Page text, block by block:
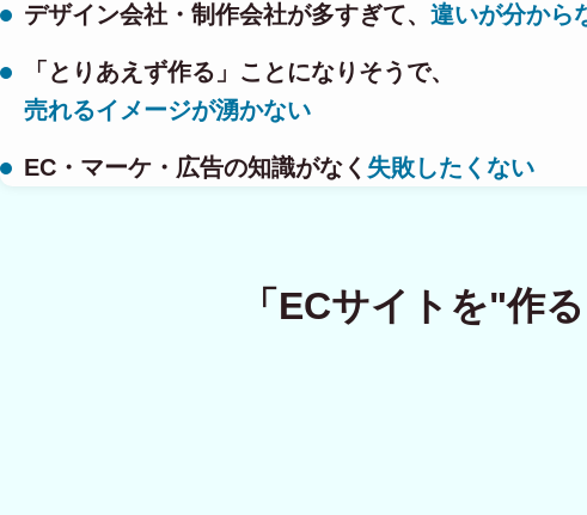
デザイン会社・制作会社が多すぎて、 違いが分から
「とりあえず作る」ことになりそうで、
売れるイメージが湧かない
EC・マーケ・広告の知識がなく 失敗したくない
「ECサイトを"作